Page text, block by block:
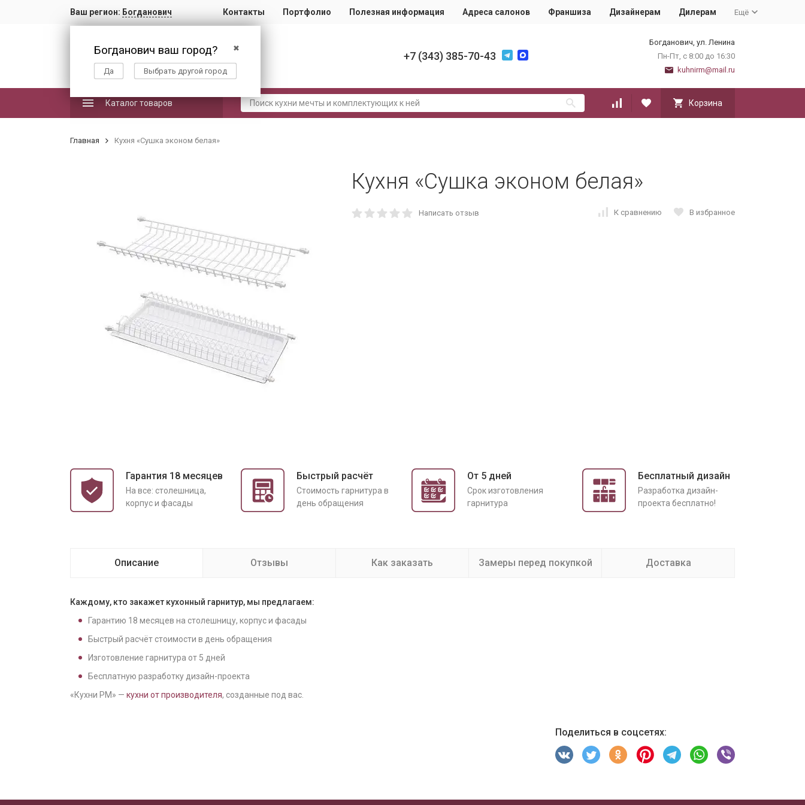
Ваш регион: Богданович
✖
Богданович ваш город?
Да Выбрать другой город
Контакты Портфолио Полезная информация Адреса салонов Франшиза Дизайнерам Дилерам Ещё
+7 (343) 385-70-43
Богданович, ул. Ленина
Пн-Пт, с 8:00 до 16:30
kuhnirm@mail.ru
Каталог товаров Корзина
Главная Кухня «Сушка эконом белая»
Кухня «Сушка эконом белая»
Написать отзыв К сравнению В избранное
Гарантия 18 месяцев
На все: столешница,
корпус и фасады
Быстрый расчёт
Cтоимость гарнитура в
день обращения
От 5 дней
Срок изготовления
гарнитура
Бесплатный дизайн
Разработка дизайн-
проекта бесплатно!
Описание Отзывы Как заказать Замеры перед покупкой Доставка
Каждому, кто закажет кухонный гарнитур, мы предлагаем:
Гарантию 18 месяцев на столешницу, корпус и фасады
Быстрый расчёт стоимости в день обращения
Изготовление гарнитура от 5 дней
Бесплатную разработку дизайн-проекта
«Кухни РМ» — кухни от производителя, созданные под вас.
Поделиться в соцсетях: